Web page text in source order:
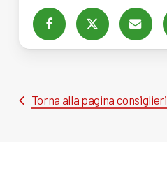
Torna alla pagina consiglieri